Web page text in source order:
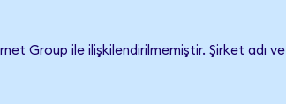
Group ile ilişkilendirilmemiştir. Şirket adı ve